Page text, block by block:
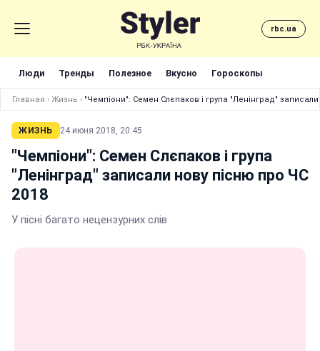
rbc.ua
Люди Тренды Полезное Вкусно Гороскопы
Главная › Жизнь › "Чемпіони": Семен Слєпаков і група "Ленінград"
ЖИЗНЬ 24 июня 2018, 20:45
"Чемпіони": Семен Слєпаков і група
"Ленінград" записали нову пісню про ЧС
2018
У пісні багато нецензурних слів